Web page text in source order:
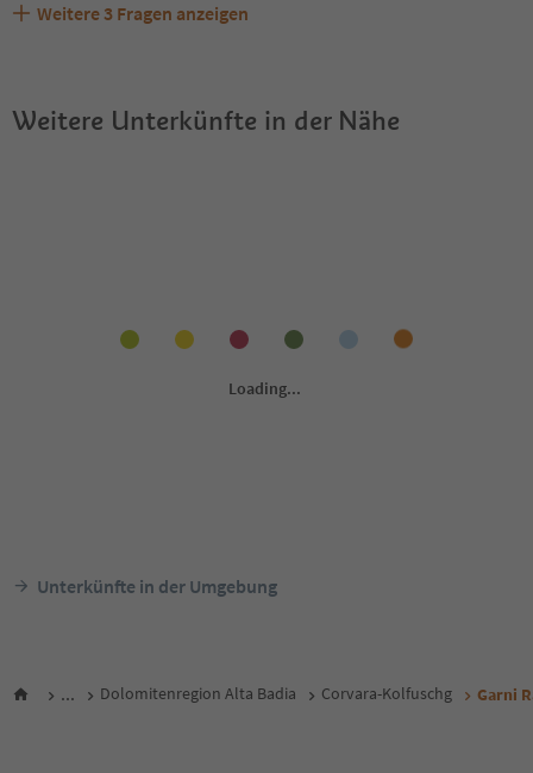
Sind Haustiere in der Unterkunft Garni Raetia erlaubt?
Welche Services bietet Garni Raetia?
Erhalten die Gäste von Garni Raetia einen Südtirol
Weitere 3 Fragen anzeigen
Weitere Unterkünfte in der Nähe
Unterkünfte in der Umgebung
... Dolomitenregion Alta Badia Corvara-Kolfuschg Garni